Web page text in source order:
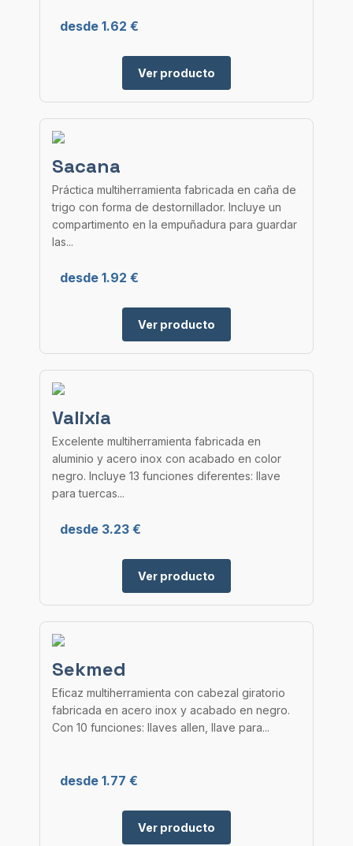
desde 1.62 €
Ver producto
Sacana
Práctica multiherramienta fabricada en caña de
trigo con forma de destornillador. Incluye un
compartimento en la empuñadura para guardar
las...
desde 1.92 €
Ver producto
Valixia
Excelente multiherramienta fabricada en
aluminio y acero inox con acabado en color
negro. Incluye 13 funciones diferentes: llave
para tuercas...
desde 3.23 €
Ver producto
Sekmed
Eficaz multiherramienta con cabezal giratorio
fabricada en acero inox y acabado en negro.
Con 10 funciones: llaves allen, llave para...
desde 1.77 €
Ver producto